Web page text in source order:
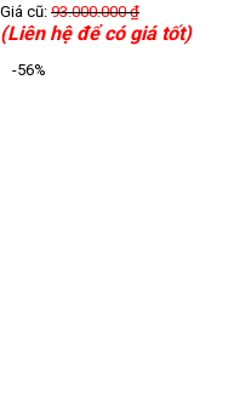
Giá cũ: 93.000.000₫
(Liên hệ để có giá tốt)
-56%